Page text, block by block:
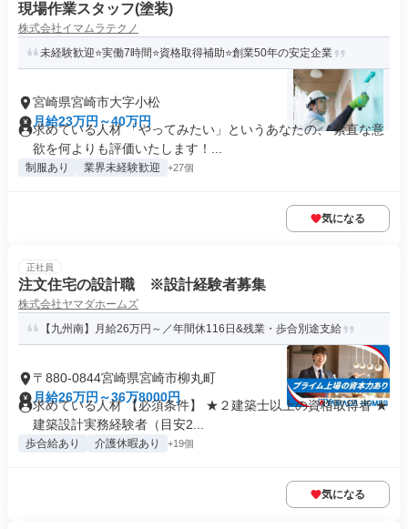
現場作業スタッフ(塗装)
株式会社イマムラテクノ
未経験歓迎⭐実働7時間⭐資格取得補助⭐創業50年の安定企業
宮崎県宮崎市大字小松
月給23万円～40万円
求めている人材 「やってみたい」というあなたの、 素直な意
欲を何よりも評価いたします！...
制服あり 業界未経験歓迎 +27個
気になる
正社員
注文住宅の設計職 ※設計経験者募集
株式会社ヤマダホームズ
【九州南】月給26万円～／年間休116日&残業・歩合別途支給
〒880-0844宮崎県宮崎市柳丸町
月給26万円～36万8000円
求めている人材 【必須条件】 ★２建築士以上の資格取得者 ★
建築設計実務経験者（目安2...
歩合給あり 介護休暇あり +19個
気になる